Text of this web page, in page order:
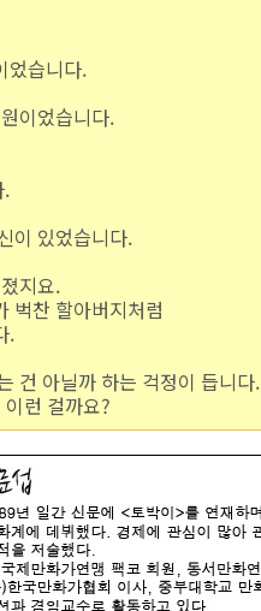
었습니다.
이었습니다.
.
이 있었습니다.
지요.
벅찬 할아버지처럼
.
건 아닐까 하는 걱정이 듭니다.
런 걸까요?